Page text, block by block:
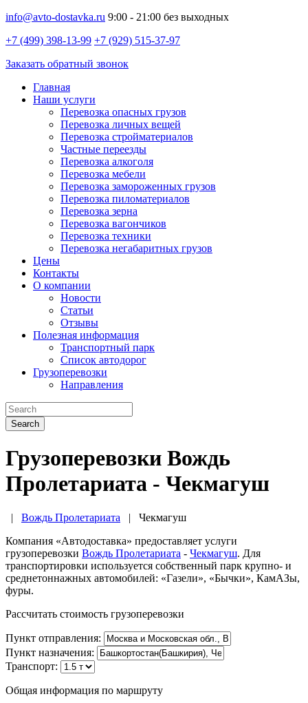
info@avto-dostavka.ru 9:00 - 21:00 без выходных
+7 (499) 398-13-99 +7 (929) 515-37-97
Заказать обратный звонок
Главная
Наши услуги
Перевозка опасных грузов
Перевозка личных вещей
Перевозка стройматериалов
Частные переезды
Перевозка алкоголя
Перевозка мебели
Перевозка замороженных грузов
Перевозка пиломатериалов
Перевозка зерна
Перевозка вагончиков
Перевозка техники
Перевозка негабаритных грузов
Цены
Контакты
О компании
Новости
Статьи
Отзывы
Полезная информация
Транспортный парк
Список автодорог
Грузоперевозки
Направления
Search
Грузоперевозки Вождь
Пролетариата - Чекмагуш
| Вождь Пролетариата | Чекмагуш
Компания «Автодоставка» предоставляет услуги
грузоперевозки Вождь Пролетариата - Чекмагуш. Для
транспортировки используется собственный парк крупно- и
среднетоннажных автомобилей: «Газели», «Бычки», КамАЗы,
фуры.
Рассчитать стоимость грузоперевозки
Пункт отправления:
Пункт назначения:
Транспорт:
Общая информация по маршруту